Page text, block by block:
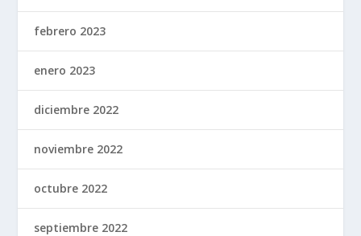
febrero 2023
enero 2023
diciembre 2022
noviembre 2022
octubre 2022
septiembre 2022